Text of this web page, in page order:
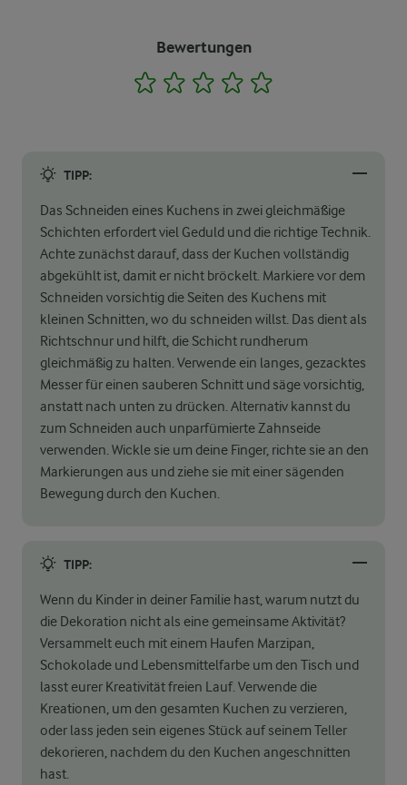
Bewertungen
1 2 3 4
TIPP:
Das Schneiden eines Kuchens in zwei gleichmäßige
Schichten erfordert viel Geduld und die richtige Technik.
Achte zunächst darauf, dass der Kuchen vollständig
abgekühlt ist, damit er nicht bröckelt. Markiere vor dem
Schneiden vorsichtig die Seiten des Kuchens mit
kleinen Schnitten, wo du schneiden willst. Das dient als
Richtschnur und hilft, die Schicht rundherum
gleichmäßig zu halten. Verwende ein langes, gezacktes
Messer für einen sauberen Schnitt und säge vorsichtig,
anstatt nach unten zu drücken. Alternativ kannst du
zum Schneiden auch unparfümierte Zahnseide
verwenden. Wickle sie um deine Finger, richte sie an den
Markierungen aus und ziehe sie mit einer sägenden
Bewegung durch den Kuchen.
TIPP:
Wenn du Kinder in deiner Familie hast, warum nutzt du
die Dekoration nicht als eine gemeinsame Aktivität?
Versammelt euch mit einem Haufen Marzipan,
Schokolade und Lebensmittelfarbe um den Tisch und
lasst eurer Kreativität freien Lauf. Verwende die
Kreationen, um den gesamten Kuchen zu verzieren,
oder lass jeden sein eigenes Stück auf seinem Teller
dekorieren, nachdem du den Kuchen angeschnitten
hast.